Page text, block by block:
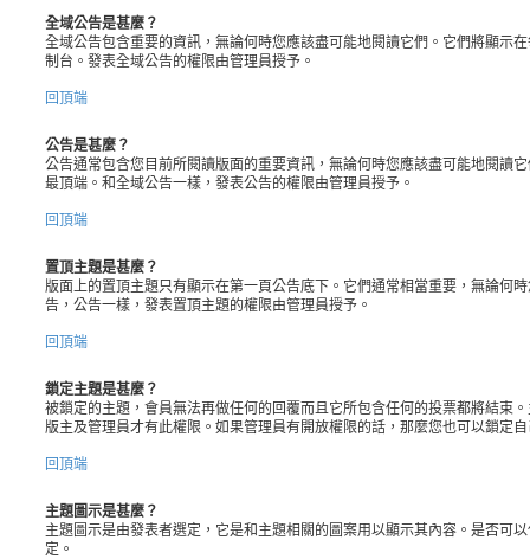
全域公告是甚麼？
全域公告包含重要的資訊，無論何時您應該盡可能地閱讀它們。它們將顯示
制台。發表全域公告的權限由管理員授予。
回頂端
公告是甚麼？
公告通常包含您目前所閱讀版面的重要資訊，無論何時您應該盡可能地閱讀
最頂端。和全域公告一樣，發表公告的權限由管理員授予。
回頂端
置頂主題是甚麼？
版面上的置頂主題只有顯示在第一頁公告底下。它們通常相當重要，無論何
告，公告一樣，發表置頂主題的權限由管理員授予。
回頂端
鎖定主題是甚麼？
被鎖定的主題，會員無法再做任何的回覆而且它所包含任何的投票都將結束
版主及管理員才有此權限。如果管理員有開放權限的話，那麼您也可以鎖定
回頂端
主題圖示是甚麼？
主題圖示是由發表者選定，它是和主題相關的圖案用以顯示其內容。是否可
定。